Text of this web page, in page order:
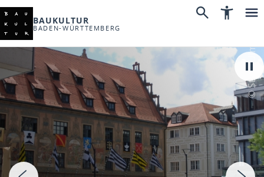
BAUKULTUR
BADEN-WÜRTTEMBERG
© Stadt Ulm